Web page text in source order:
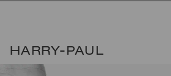
HARRY-PAUL